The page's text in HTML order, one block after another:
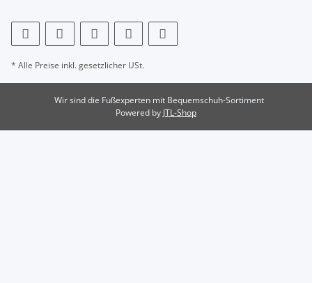
* Alle Preise inkl. gesetzlicher USt.
Wir sind die Fußexperten mit Bequemschuh-Sortiment
Powered by JTL-Shop